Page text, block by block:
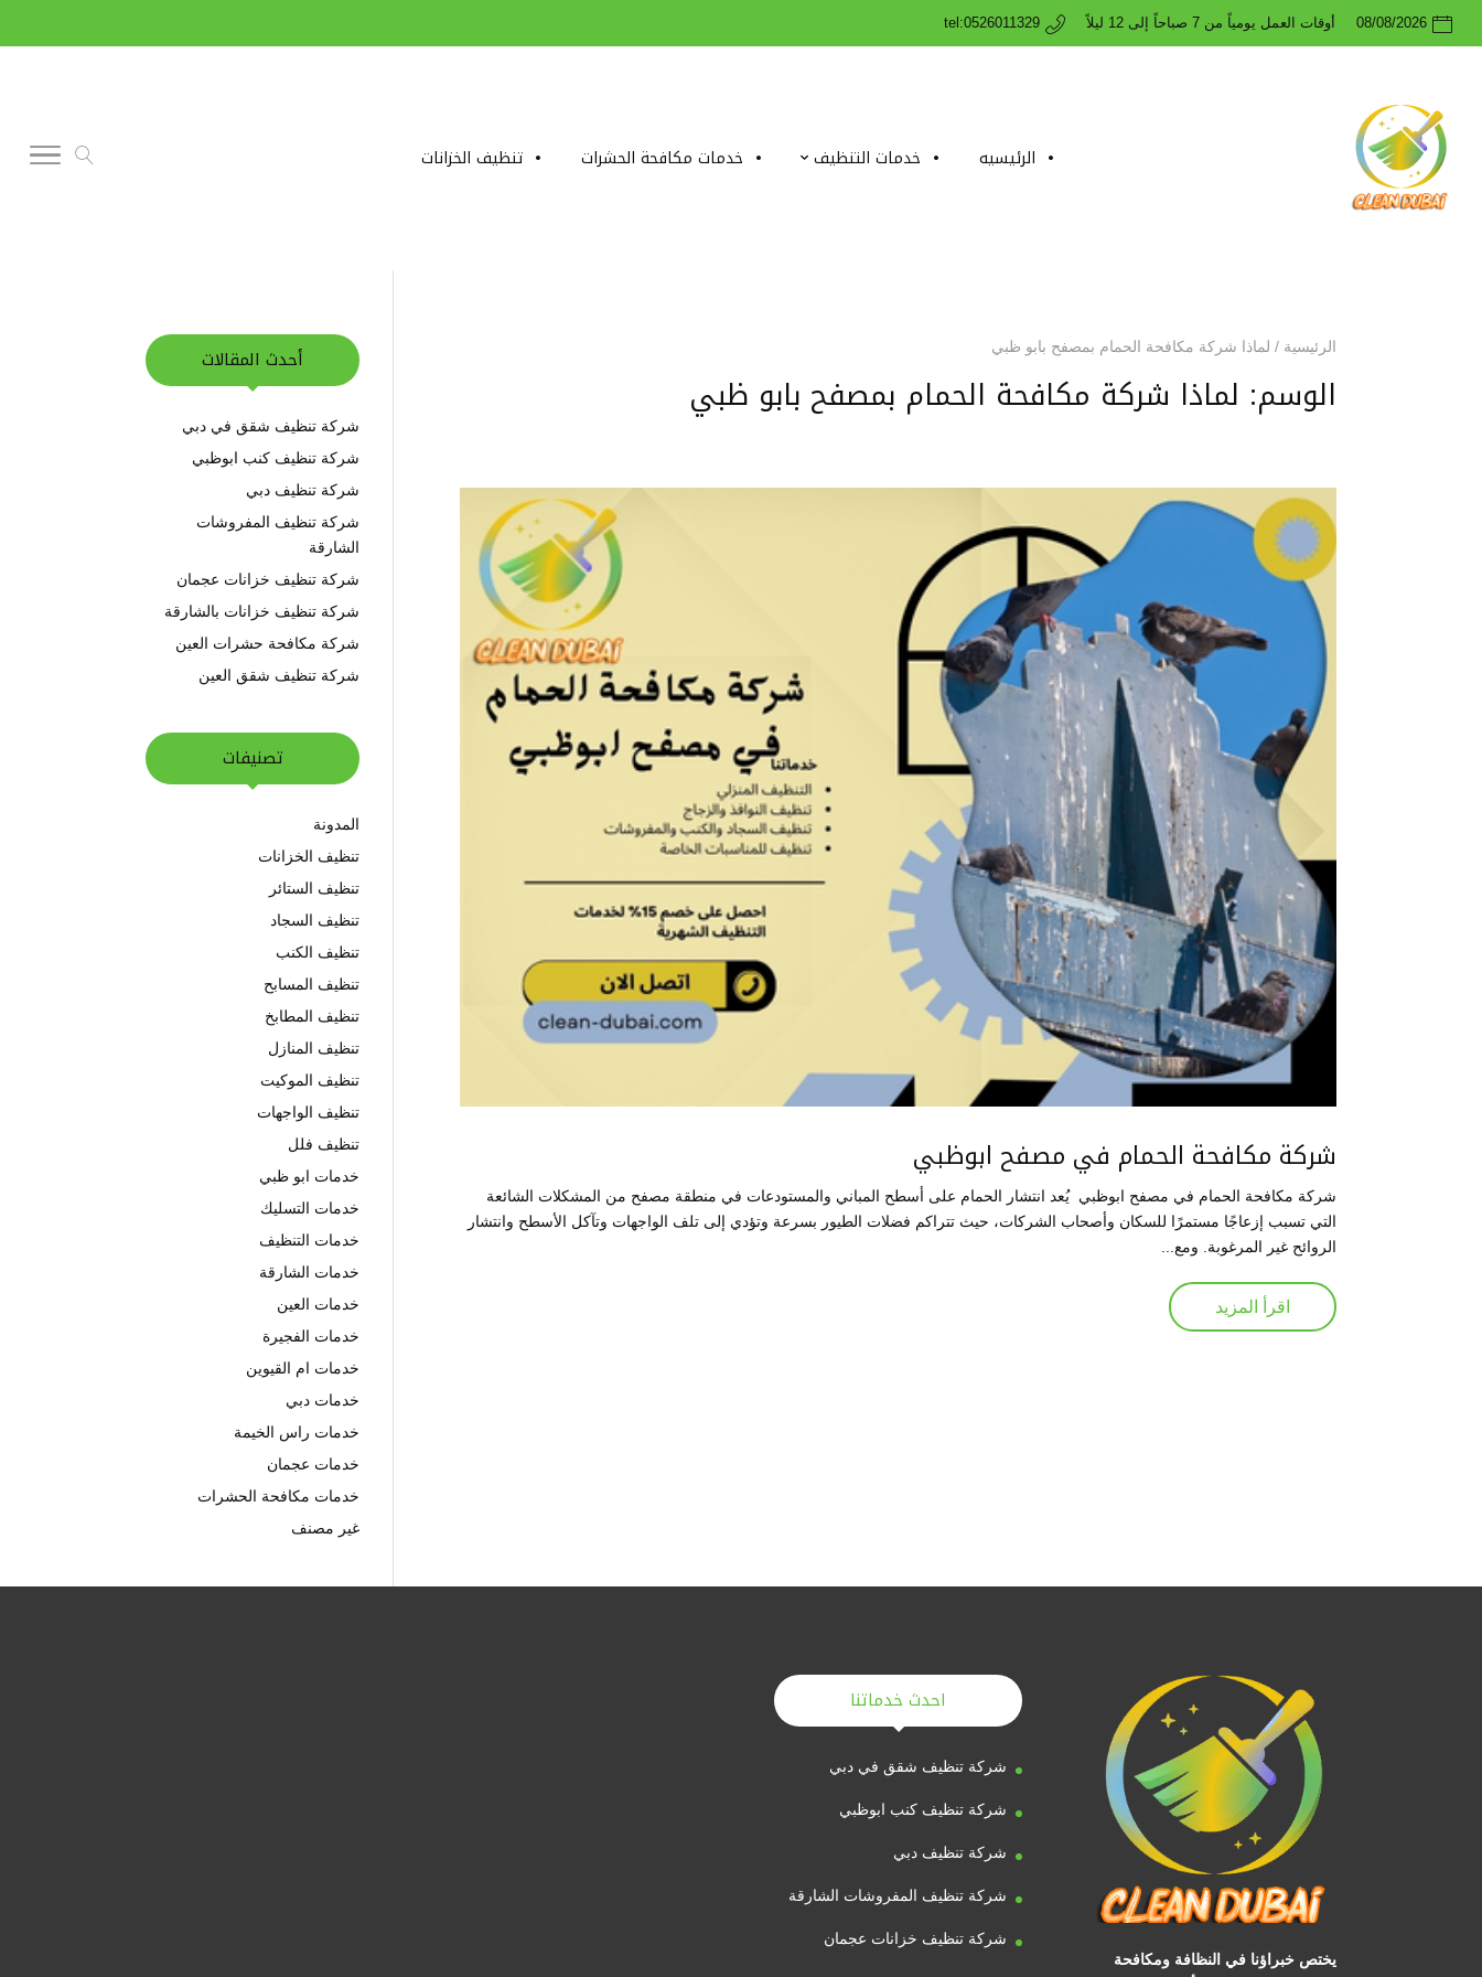
08/08/2026 أوقات العمل يومياً من 7 صباحاً إلى 12 ليلاً tel:0526011329
الرئيسيه خدمات التنظيف خدمات مكافحة الحشرات تنظيف الخزانات
الرئيسية / لماذا شركة مكافحة الحمام بمصفح بابو ظبي
الوسم: لماذا شركة مكافحة الحمام بمصفح بابو ظبي
شركة مكافحة الحمام في مصفح ابوظبي
شركة مكافحة الحمام في مصفح ابوظبي يُعد انتشار الحمام على أسطح المباني والمستودعات في منطقة مصفح من المشكلات الشائعة
التي تسبب إزعاجًا مستمرًا للسكان وأصحاب الشركات، حيث تتراكم فضلات الطيور بسرعة وتؤدي إلى تلف الواجهات وتآكل الأسطح وانتشار
الروائح غير المرغوبة. ومع...
اقرأ المزيد
أحدث المقالات
شركة تنظيف شقق في دبي
شركة تنظيف كنب ابوظبي
شركة تنظيف دبي
شركة تنظيف المفروشات
الشارقة
شركة تنظيف خزانات عجمان
شركة تنظيف خزانات بالشارقة
شركة مكافحة حشرات العين
شركة تنظيف شقق العين
تصنيفات
المدونة
تنظيف الخزانات
تنظيف الستائر
تنظيف السجاد
تنظيف الكنب
تنظيف المسابح
تنظيف المطابخ
تنظيف المنازل
تنظيف الموكيت
تنظيف الواجهات
تنظيف فلل
خدمات ابو ظبي
خدمات التسليك
خدمات التنظيف
خدمات الشارقة
خدمات العين
خدمات الفجيرة
خدمات ام القيوين
خدمات دبي
خدمات راس الخيمة
خدمات عجمان
خدمات مكافحة الحشرات
غير مصنف
يختص خبراؤنا في النظافة ومكافحة
احدث خدماتنا
شركة تنظيف شقق في دبي
شركة تنظيف كنب ابوظبي
شركة تنظيف دبي
شركة تنظيف المفروشات الشارقة
شركة تنظيف خزانات عجمان